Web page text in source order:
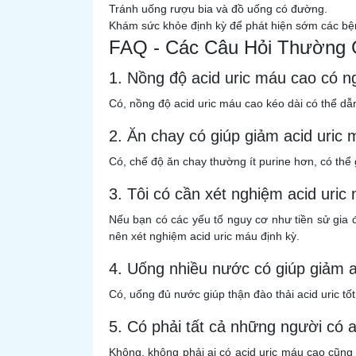
Tránh uống rượu bia và đồ uống có đường.
Khám sức khỏe định kỳ để phát hiện sớm các
FAQ - Các Câu Hỏi Thường
1. Nồng độ acid uric máu cao có
Có, nồng độ acid uric máu cao kéo dài có thể
2. Ăn chay có giúp giảm acid uric
Có, chế độ ăn chay thường ít purine hơn, có thể
3. Tôi có cần xét nghiệm acid uric
Nếu bạn có các yếu tố nguy cơ như tiền sử gia
nên xét nghiệm acid uric máu định kỳ.
4. Uống nhiều nước có giúp giảm
Có, uống đủ nước giúp thận đào thải acid uric
5. Có phải tất cả những người có
Không, không phải ai có acid uric máu cao